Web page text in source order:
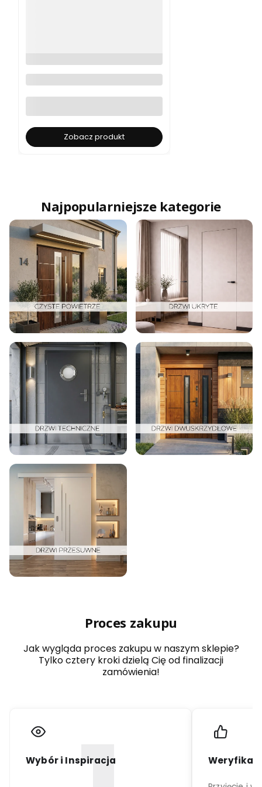
2400 mm | Lakierowane |
Dowolny kolor RAL/NCS | W
Zobacz produkt
Najpopularniejsze kategorie
Proces zakupu
Jak wygląda proces zakupu w naszym sklepie?
Tylko cztery kroki dzielą Cię od finalizacji
zamówienia!